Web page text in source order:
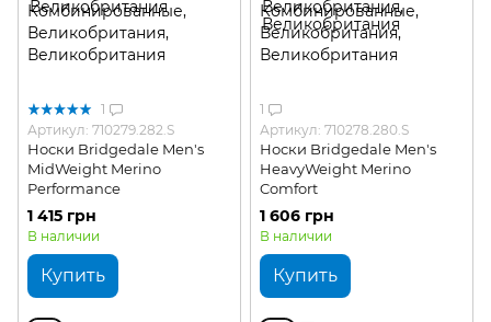
1
Артикул: 710279.282.S
Носки Bridgedale Men's
MidWeight Merino
Performance
1 415 грн
В наличии
Купить
1
Артикул: 710278.280.S
Носки Bridgedale Men's
HeavyWeight Merino
Comfort
1 606 грн
В наличии
Купить